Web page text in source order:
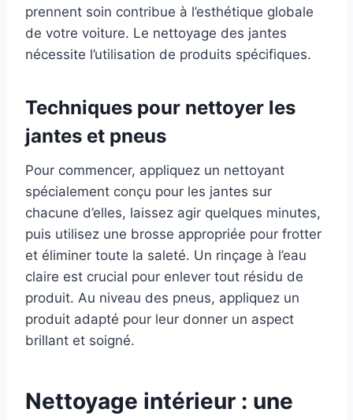
prennent soin contribue à l’esthétique globale
de votre voiture. Le nettoyage des jantes
nécessite l’utilisation de produits spécifiques.
Techniques pour nettoyer les
jantes et pneus
Pour commencer, appliquez un nettoyant
spécialement conçu pour les jantes sur
chacune d’elles, laissez agir quelques minutes,
puis utilisez une brosse appropriée pour frotter
et éliminer toute la saleté. Un rinçage à l’eau
claire est crucial pour enlever tout résidu de
produit. Au niveau des pneus, appliquez un
produit adapté pour leur donner un aspect
brillant et soigné.
Nettoyage intérieur : une